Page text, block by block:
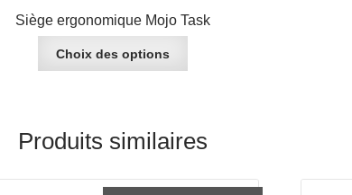
Siège ergonomique Mojo Task
Choix des options
Les
peuvent
Produits similaires